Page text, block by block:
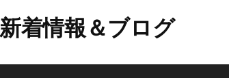
新着情報＆ブログ